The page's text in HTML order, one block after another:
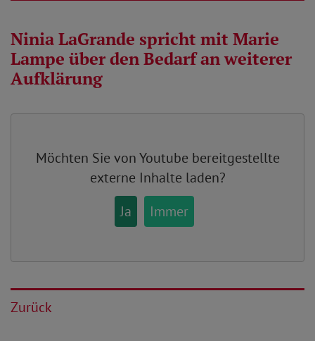
Ninia LaGrande spricht mit Marie
Lampe über den Bedarf an weiterer
Aufklärung
Möchten Sie vonYoutube bereitgestellte
externe Inhalte laden?
Ja
Immer
Zurück